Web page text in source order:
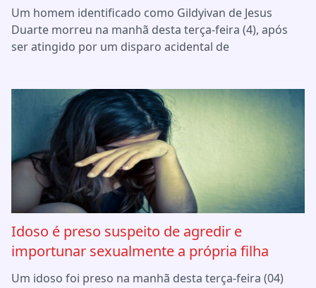
Um homem identificado como Gildyivan de Jesus
Duarte morreu na manhã desta terça-feira (4), após
ser atingido por um disparo acidental de
Idoso é preso suspeito de agredir e
importunar sexualmente a própria filha
Um idoso foi preso na manhã desta terça-feira (04)